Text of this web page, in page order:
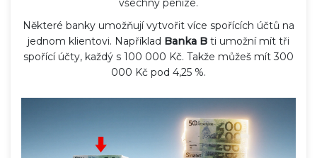
všechny peníze.
Některé banky umožňují vytvořit více spořících účtů na
jednom klientovi. Například Banka B ti umožní mít tři
spořící účty, každý s 100 000 Kč. Takže můžeš mít 300
000 Kč pod 4,25 %.